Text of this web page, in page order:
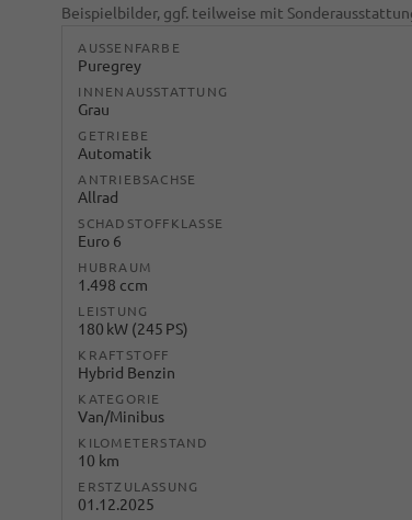
Beispielbilder, ggf. teilweise mit
AUSSENFARBE
Puregrey
INNENAUSSTATTUNG
Grau
GETRIEBE
Automatik
ANTRIEBSACHSE
Allrad
SCHADSTOFFKLASSE
Euro 6
HUBRAUM
1.498 ccm
LEISTUNG
180 kW (245 PS)
KRAFTSTOFF
Hybrid Benzin
KATEGORIE
Van/Minibus
KILOMETERSTAND
10 km
ERSTZULASSUNG
01.12.2025